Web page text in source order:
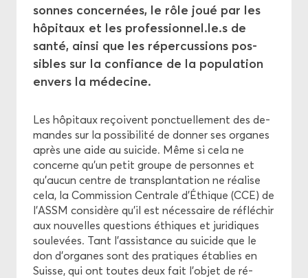
sonnes concer­nées, le rôle joué par les
hô­pi­taux et les pro­fes­sion­nel.le.s de
santé, ainsi que les ré­per­cus­sions pos­
sibles sur la confiance de la po­pu­la­tion
en­vers la mé­de­cine.
Les hô­pi­taux re­çoivent ponc­tuel­le­ment des de­
mandes sur la pos­si­bi­li­té de don­ner ses or­ganes
après une aide au sui­cide. Même si cela ne
concerne qu’un petit groupe de per­sonnes et
qu’aucun centre de trans­plan­ta­tion ne réa­lise
cela, la Com­mis­sion Cen­trale d’Éthique (CCE) de
l’ASSM consi­dère qu’il est né­ces­saire de ré­flé­chir
aux nou­velles ques­tions éthiques et ju­ri­diques
sou­le­vées. Tant l’as­sis­tance au sui­cide que le
don d’or­ganes sont des pra­tiques éta­blies en
Suisse, qui ont toutes deux fait l’objet de ré­